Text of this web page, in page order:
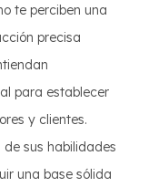
te perciben una
precisa
para establecer
y clientes.
sus habilidades
una base sólida